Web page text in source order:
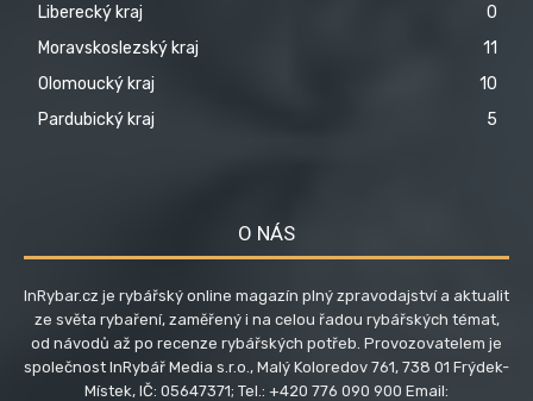
Liberecký kraj
0
Moravskoslezský kraj
11
Olomoucký kraj
10
Pardubický kraj
5
O NÁS
InRybar.cz je rybářský online magazín plný zpravodajství a aktualit
ze světa rybaření, zaměřený i na celou řadou rybářských témat,
od návodů až po recenze rybářských potřeb. Provozovatelem je
společnost InRybář Media s.r.o., Malý Koloredov 761, 738 01 Frýdek-
Místek, IČ: 05647371; Tel.: +420 776 090 900 Email: